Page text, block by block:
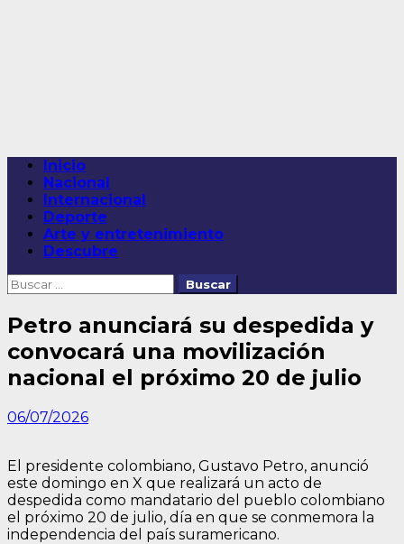
Menú
principal
Inicio
Nacional
Internacional
Deporte
Arte y entretenimiento
Descubre
Buscar:
Petro anunciará su despedida y
convocará una movilización
nacional el próximo 20 de julio
06/07/2026
El presidente colombiano, Gustavo Petro, anunció
este domingo en X que realizará un acto de
despedida como mandatario del pueblo colombiano
el próximo 20 de julio, día en que se conmemora la
independencia del país suramericano.